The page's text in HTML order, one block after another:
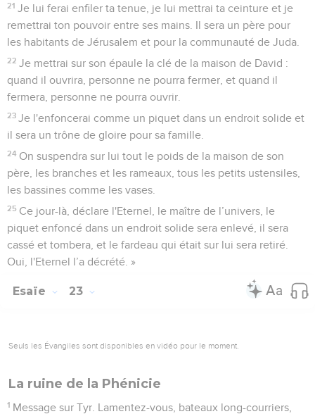
21 Je lui ferai enfiler ta tenue, je lui mettrai ta ceinture et je
remettrai ton pouvoir entre ses mains. Il sera un père pour
les habitants de Jérusalem et pour la communauté de Juda.
22 Je mettrai sur son épaule la clé de la maison de David :
quand il ouvrira, personne ne pourra fermer, et quand il
fermera, personne ne pourra ouvrir.
23 Je l'enfoncerai comme un piquet dans un endroit solide et
il sera un trône de gloire pour sa famille.
24 On suspendra sur lui tout le poids de la maison de son
père, les branches et les rameaux, tous les petits ustensiles,
les bassines comme les vases.
25 Ce jour-là, déclare l'Eternel, le maître de l’univers, le
piquet enfoncé dans un endroit solide sera enlevé, il sera
cassé et tombera, et le fardeau qui était sur lui sera retiré.
Oui, l'Eternel l’a décrété. »
Esaïe 23
Seuls les Évangiles sont disponibles en vidéo pour le moment.
La ruine de la Phénicie
1 Message sur Tyr. Lamentez-vous, bateaux long-courriers,